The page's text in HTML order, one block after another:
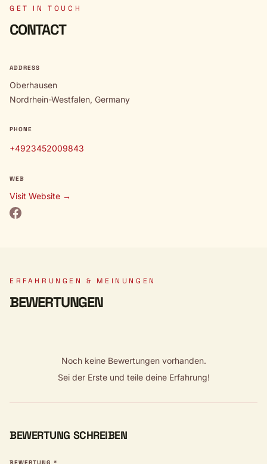
GET IN TOUCH
CONTACT
ADDRESS
Oberhausen
Nordrhein-Westfalen, Germany
PHONE
+4923452009843
WEB
Visit Website →
ERFAHRUNGEN & MEINUNGEN
BEWERTUNGEN
Noch keine Bewertungen vorhanden.
Sei der Erste und teile deine Erfahrung!
BEWERTUNG SCHREIBEN